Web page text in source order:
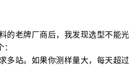
的老牌厂商后，我发现选型不能光
多站。如果你测样量大，每天超过